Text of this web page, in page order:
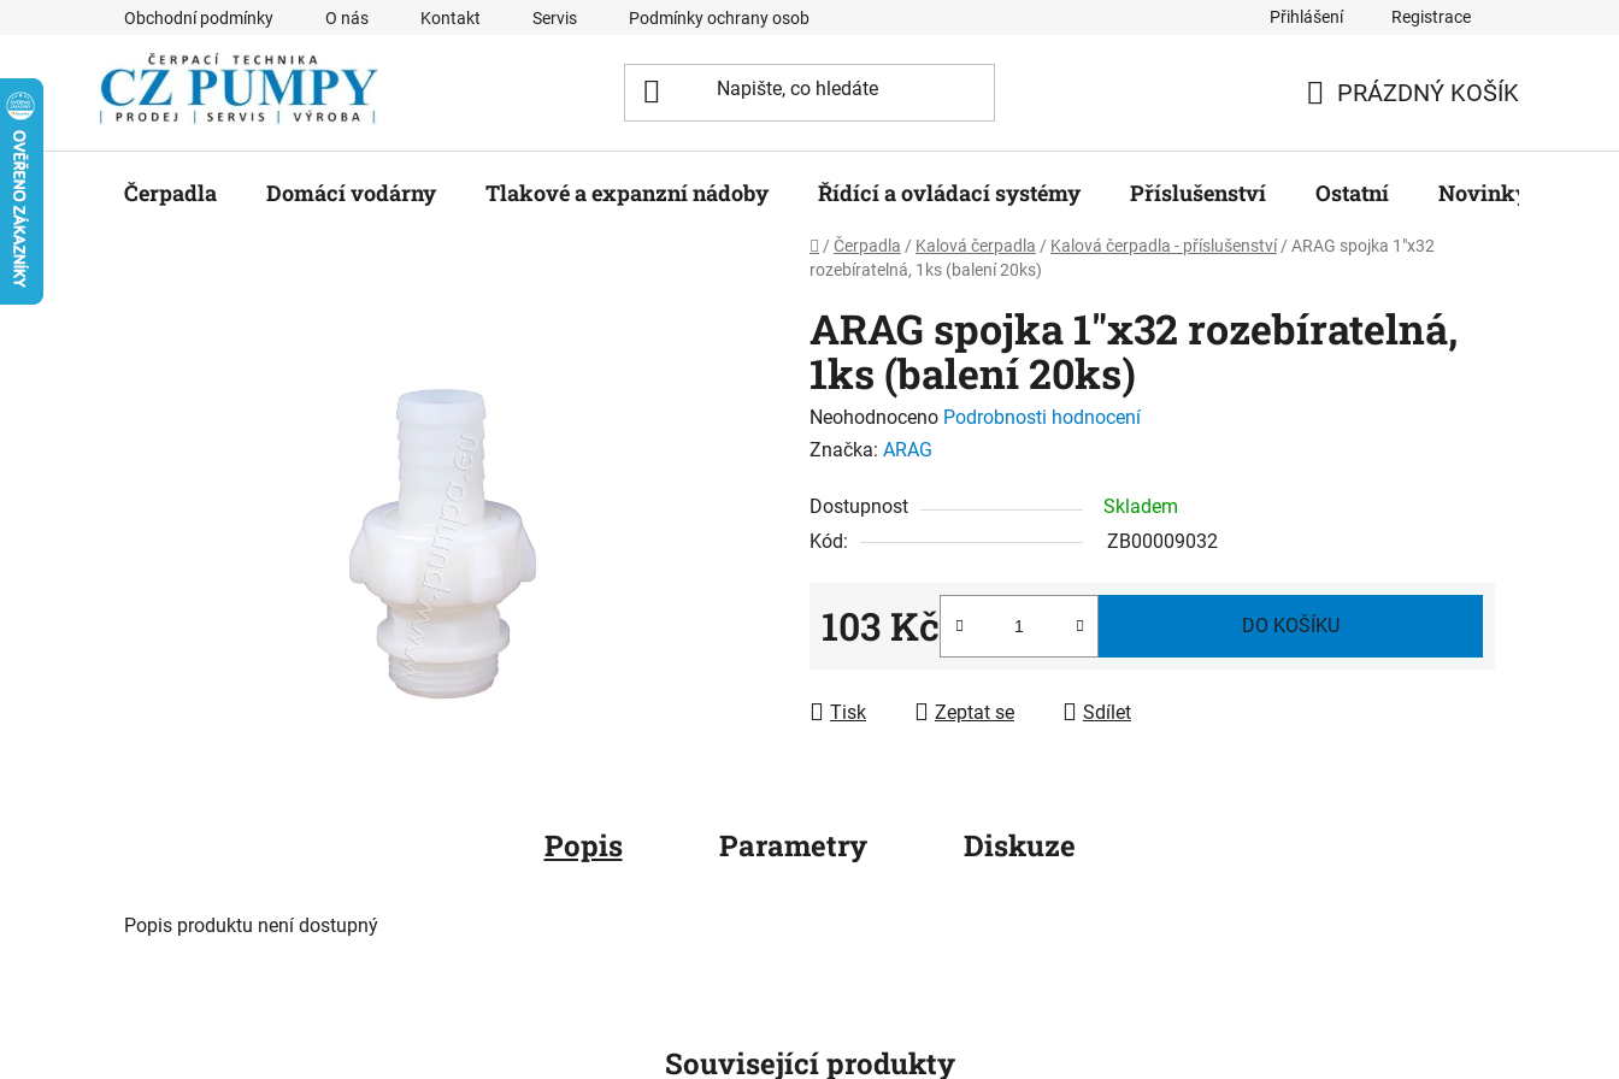
Obchodní podmínky O nás Kontakt Servis Podmínky ochrany osobních údajů Přihlášení Registrace
KOŠÍK
PRÁZDNÝ KOŠÍK
Čerpadla Domácí vodárny Tlakové a expanzní nádoby Řídící a ovládací systémy Příslušenství Ostatní Novinky
Domů
/ Čerpadla / Kalová čerpadla / Kalová čerpadla - příslušenství / ARAG spojka 1"x32
rozebíratelná, 1ks (balení 20ks)
ARAG spojka 1"x32 rozebíratelná,
1ks (balení 20ks)
Průměrné
hodnocení
je
0,0
hvězdiček.
Neohodnoceno Podrobnosti hodnocení
Značka: ARAG
Dostupnost
Skladem
Kód:
ZB00009032
103 Kč DO KOŠÍKU
Tisk Zeptat se Sdílet
Popis Parametry Diskuze
Popis produktu není dostupný
Související produkty